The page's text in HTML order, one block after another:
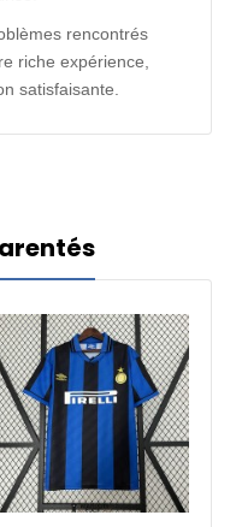
rencontrés
riche expérience,
satisfaisante.